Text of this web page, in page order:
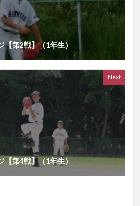
【第2戦】（1年生）
Next
【第4戦】（1年生）